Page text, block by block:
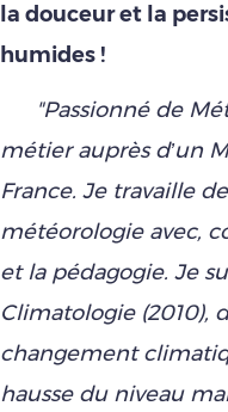
la douceur et la
humides !
"Passionné de
métier auprès d’un
France. Je travaille
météorologie avec,
et la pédagogie. Je
Climatologie (2010),
changement
hausse du niveau